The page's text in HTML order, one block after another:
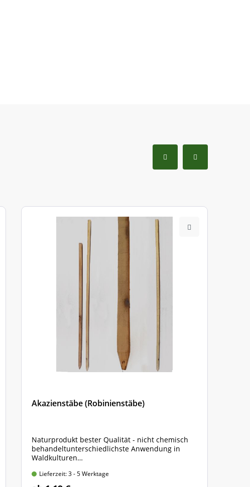
Akazienstäbe (Robinienstäbe)
Naturprodukt bester Qualität - nicht chemisch
behandeltunterschiedlichste Anwendung in
Waldkulturen
Lieferzeit: 3 - 5 Werktage